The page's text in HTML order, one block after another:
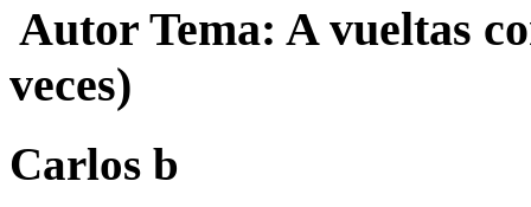
Autor Tema: A vueltas
veces)
Carlos b